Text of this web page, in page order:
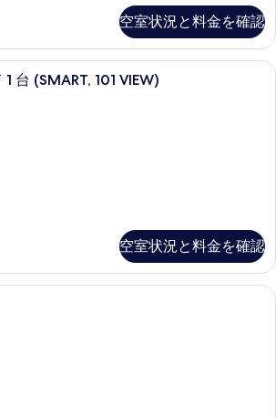
空室状況と料金を確認
ルーム キングベッド 1 台 (SMART,
台 (SMART, 101 VIEW)
空室状況と料金を確認
セーフティボックス (室内)、デスク